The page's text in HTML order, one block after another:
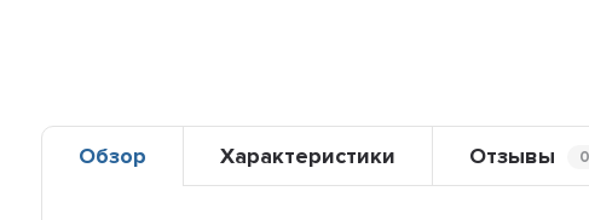
Обзор Характеристики Отзывы 0